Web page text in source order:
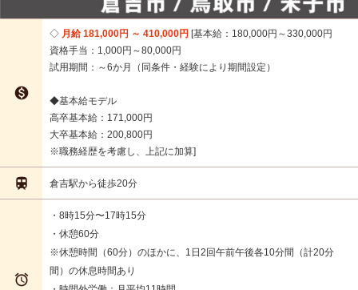

月給 181,000円 ～ 410,000円 基本給：180,000円～330,000円
資格手当：1,000円～80,000円
試用期間：～6か月（同条件・経験により期間設定）
◆基本給モデル
高卒基本給：171,000円
大卒基本給：200,800円
※職務経歴を考慮し、上記に加算
 倉吉駅から徒歩20分

・8時15分〜17時15分
・休憩60分
※休憩時間（60分）のほかに、1日2回午前午後各10分間（計20分
間）の休息時間あり